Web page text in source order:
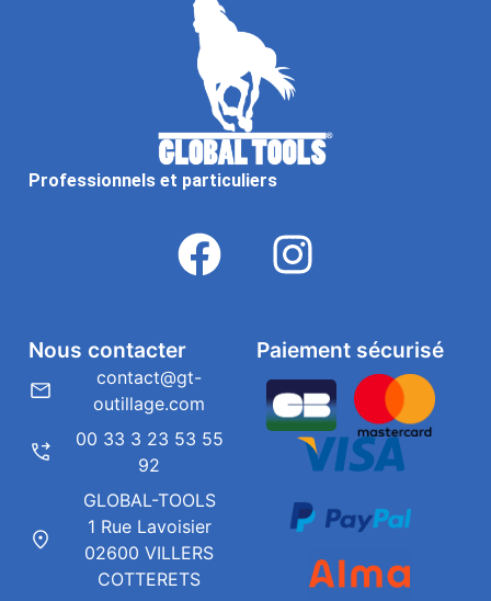
Professionnels et particuliers
Paiement sécurisé
Nous contacter
contact@gt-
outillage.com
00 33 3 23 53 55
92
GLOBAL-TOOLS
1 Rue Lavoisier
02600 VILLERS
COTTERETS